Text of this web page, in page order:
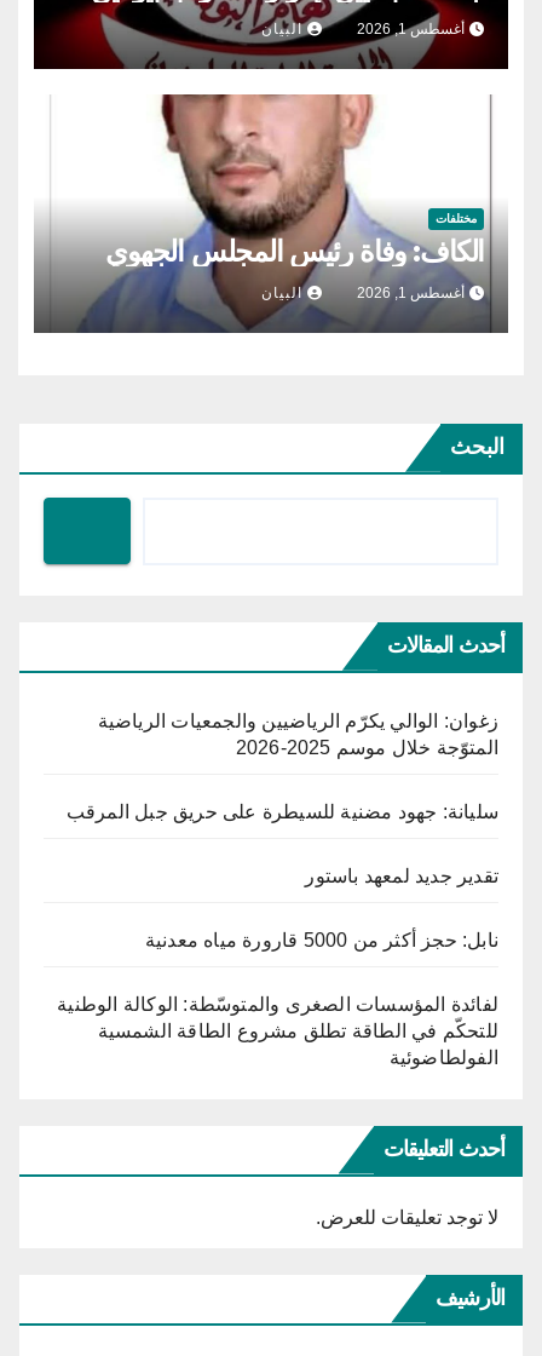
أغسطس 1, 2026 البيان
مختلفات
الكاف: وفاة رئيس المجلس الجهوي
أغسطس 1, 2026 البيان
البحث
أحدث المقالات
زغوان: الوالي يكرّم الرياضيين والجمعيات الرياضية
المتوّجة خلال موسم 2025-2026
سليانة: جهود مضنية للسيطرة على حريق جبل المرقب
تقدير جديد لمعهد باستور
نابل: حجز أكثر من 5000 قارورة مياه معدنية
لفائدة المؤسسات الصغرى والمتوسّطة: الوكالة الوطنية
للتحكّم في الطاقة تطلق مشروع الطاقة الشمسية
الفولطاضوئية
أحدث التعليقات
لا توجد تعليقات للعرض.
الأرشيف